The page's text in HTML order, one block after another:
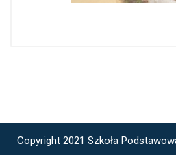
Copyright 2021 Szkoła